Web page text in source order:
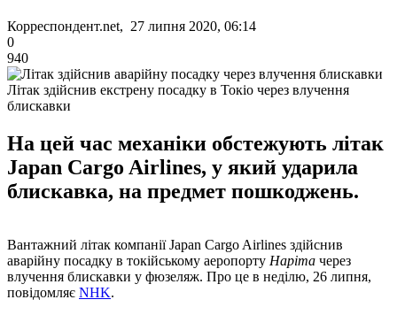
Корреспондент.net, 27 липня 2020, 06:14
0
940
Літак здійснив екстрену посадку в Токіо через влучення
блискавки
На цей час механіки обстежують літак
Japan Cargo Airlines, у який ударила
блискавка, на предмет пошкоджень.
Вантажний літак компанії Japan Cargo Airlines здійснив
аварійну посадку в токійському аеропорту Наріта через
влучення блискавки у фюзеляж. Про це в неділю, 26 липня,
повідомляє NHK.